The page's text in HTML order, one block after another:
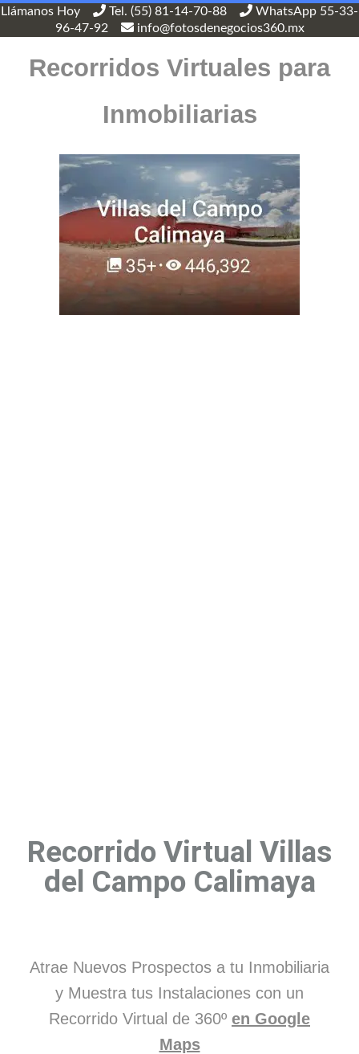
Llámanos Hoy Tel. (55) 81-14-70-88
WhatsApp 55-33-
96-47-92
info@fotosdenegocios360.mx
Recorridos Virtuales para
Inmobiliarias
Recorrido Virtual Villas
del Campo Calimaya
Atrae Nuevos Prospectos a tu Inmobiliaria
y Muestra tus Instalaciones con un
Recorrido Virtual de 360º en Google
Maps